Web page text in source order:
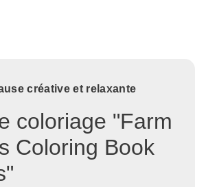
créative et relaxante
coloriage "Farm
Coloring Book